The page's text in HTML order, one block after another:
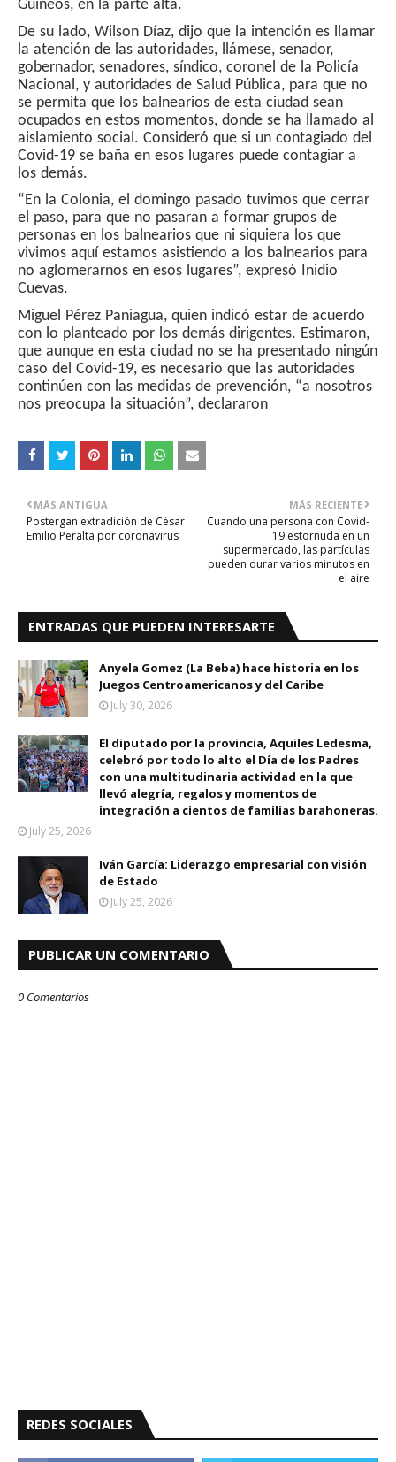
Guineos, en la parte alta.
De su lado, Wilson Díaz, dijo que la intención es llamar
la atención de las autoridades, llámese, senador,
gobernador, senadores, síndico, coronel de la Policía
Nacional, y autoridades de Salud Pública, para que no
se permita que los balnearios de esta ciudad sean
ocupados en estos momentos, donde se ha llamado al
aislamiento social. Consideró que si un contagiado del
Covid-19 se baña en esos lugares puede contagiar a
los demás.
“En la Colonia, el domingo pasado tuvimos que cerrar
el paso, para que no pasaran a formar grupos de
personas en los balnearios que ni siquiera los que
vivimos aquí estamos asistiendo a los balnearios para
no aglomerarnos en esos lugares”, expresó Inidio
Cuevas.
Miguel Pérez Paniagua, quien indicó estar de acuerdo
con lo planteado por los demás dirigentes. Estimaron,
que aunque en esta ciudad no se ha presentado ningún
caso del Covid-19, es necesario que las autoridades
continúen con las medidas de prevención, “a nosotros
nos preocupa la situación”, declararon
MÁS RECIENTE
Cuando una persona con Covid-
19 estornuda en un
supermercado, las partículas
pueden durar varios minutos en
el aire
MÁS ANTIGUA
Postergan extradición de César
Emilio Peralta por coronavirus
ENTRADAS QUE PUEDEN INTERESARTE
Anyela Gomez (La Beba) hace historia en los
Juegos Centroamericanos y del Caribe
July 30, 2026
El diputado por la provincia, Aquiles Ledesma,
celebró por todo lo alto el Día de los Padres
con una multitudinaria actividad en la que
llevó alegría, regalos y momentos de
integración a cientos de familias barahoneras.
July 25, 2026
Iván García: Liderazgo empresarial con visión
de Estado
July 25, 2026
PUBLICAR UN COMENTARIO
0 Comentarios
REDES SOCIALES